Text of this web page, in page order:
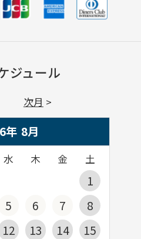
ジュール
年 8月
水 木 金 土
1
5 6 7
8
12 13 14
15
次月